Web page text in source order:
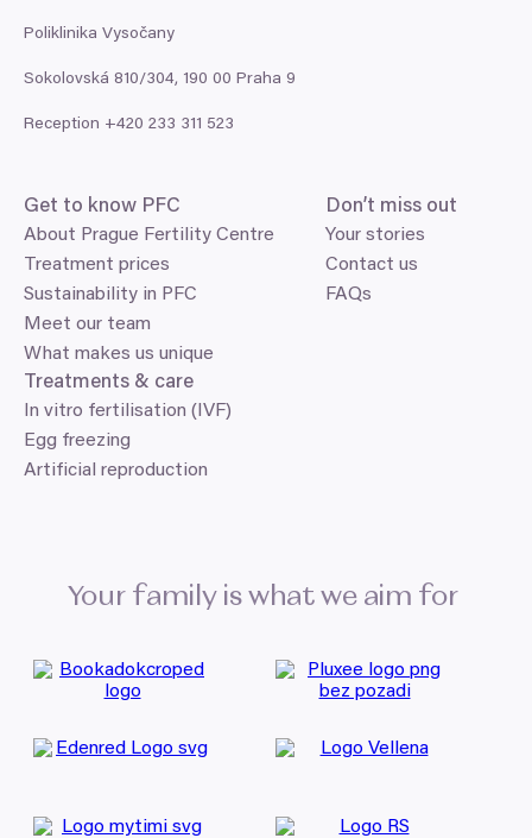
Poliklinika Vysočany
Sokolovská 810/304, 190 00 Praha 9
Reception +420 233 311 523
Get to know PFC
About Prague Fertility Centre
What makes us unique
Meet our team
Treatment prices
Sustainability in PFC
Treatments & care
In vitro fertilisation (IVF)
Artificial reproduction
Egg freezing
Don’t miss out
Your stories
FAQs
Contact us
Your family is what we aim for